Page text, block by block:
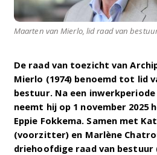
Maarten van Mierlo, lid raad van
De raad van toezicht van
Mierlo (1974) benoemd tot lid
bestuur. Na een
neemt hij op 1 november 2025
Eppie Fokkema. Samen met
(voorzitter) en Marlène
driehoofdige raad van bestuur